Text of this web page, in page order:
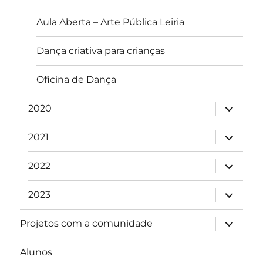
Aula Aberta – Arte Pública Leiria
Dança criativa para crianças
Oficina de Dança
2020
expandir
2021
expandir
2022
expandir
2023
expandir
Projetos com a comunidade
expandir
Alunos